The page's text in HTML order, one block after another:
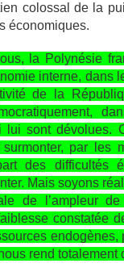
colossal de la
économiques.
la Polynésie
interne, dans
de la
lui sont dévolues.
surmonter, par les
des difficultés
Mais soyons
de l’ampleur
constatée
endogènes,
rend totalement